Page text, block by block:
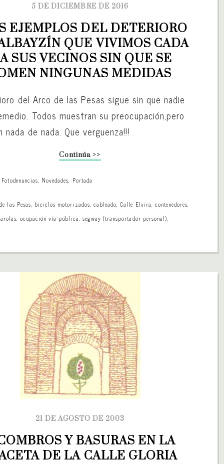
5 DE DICIEMBRE DE 2016
EJEMPLOS DEL DETERIORO
QUE VIVIMOS CADA
SUS VECINOS SIN QUE SE
NINGUNAS MEDIDAS
del Arco de las Pesas sigue sin que nadie
Todos muestran su preocupación,pero
nada de nada. Que verguenza!!!
Continúa >>
Fotodenuncias, Novedades, Portada
las Pesas, biciclos motorizados, cableado,Calle Elvira, contenedores,
, ocupación vía pública, segway (transportador personal),
21 DE AGOSTO DE 2003
Y BASURAS EN LA
DE LA CALLE GLORIA